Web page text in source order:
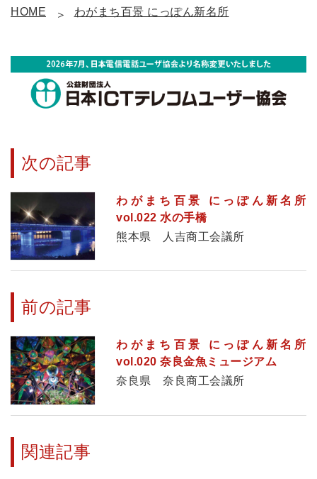
HOME わがまち百景 にっぽん新名所
次の記事
わがまち百景 にっぽん新名所
vol.022 水の手橋
熊本県 人吉商工会議所
前の記事
わがまち百景 にっぽん新名所
vol.020 奈良金魚ミュージアム
奈良県 奈良商工会議所
関連記事